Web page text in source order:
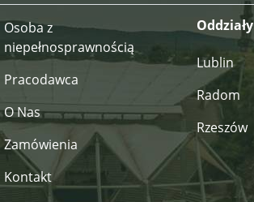
Osoba z
niepełnosprawnością
Pracodawca
O Nas
Zamówienia
Kontakt
Oddziały
Lublin
Radom
Rzeszów